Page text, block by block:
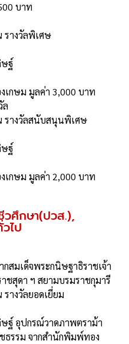
บาท
รางวัลพิเศษ
ฐ์
กษม มูลค่า 3,000 บาท
ล
รางวัลสนับสนุนพิเศษ
ฐ์
กษม มูลค่า 2,000 บาท
วศึกษา(ปวส.),
ไป
สมเด็จพระกนิษฐาธิราชเจ้า
ชสุดา ฯ สยามบรมราชกุมารี
างวัลยอดเยี่ยม
ฐ์ อุปกรณ์วาดภาพตราม้า
ธรรม จากสํานักพิมพ์ทอง